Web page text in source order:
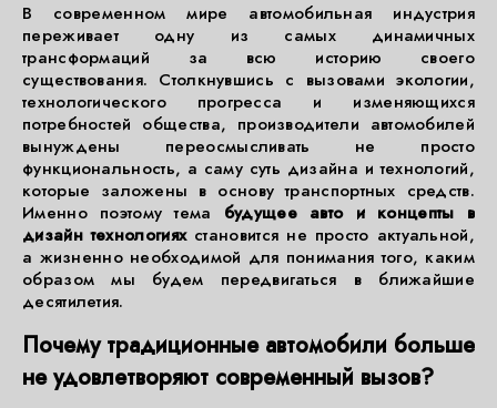
В современном мире автомобильная индустрия
переживает одну из самых динамичных
трансформаций за всю историю своего
существования. Столкнувшись с вызовами экологии,
технологического прогресса и изменяющихся
потребностей общества, производители автомобилей
вынуждены переосмысливать не просто
функциональность, а саму суть дизайна и технологий,
которые заложены в основу транспортных средств.
Именно поэтому тема будущее авто и концепты в
дизайн технологияхстановится не просто актуальной,
а жизненно необходимой для понимания того, каким
образом мы будем передвигаться в ближайшие
десятилетия.
Почему традиционные автомобили больше
не удовлетворяют современный вызов?